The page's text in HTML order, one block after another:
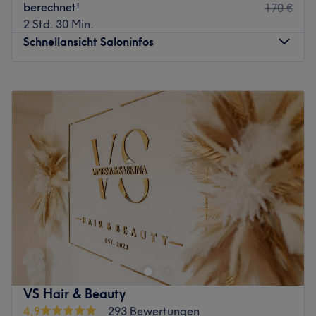
berechnet!
2 Std. 30 Min.
170 €
Schnellansicht Saloninfos
09:00 – 19:00
Mittwoch
09:00–19:00
09:00–
Freitag
09:00
Samstag
09:00
16:00
Sonntag
Geschlossen
Herzlich Willkommen bei GLAMHOUSE am Henninger
Ihr Experte für ♥♥♥LASHES & BROWS und FACIAL♥♥♥
Wir spezialisieren uns für die Bereiche:
WIMPERN
: VERLÄNGERUNG/ LIFTING/ FÄRBEN,
VS Hair & Beauty
4,9
293 Bewertungen